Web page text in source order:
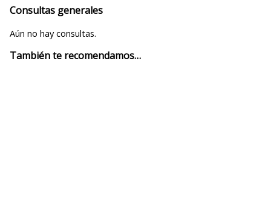
Consultas generales
Aún no hay consultas.
También te recomendamos…